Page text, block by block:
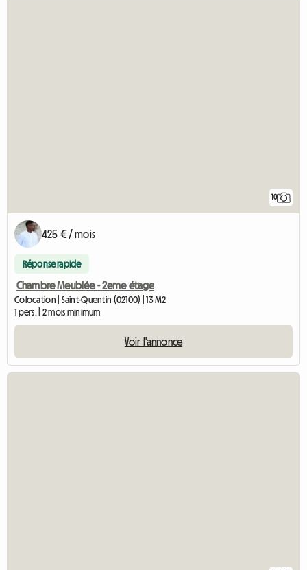
10
425 € / mois
Réponse rapide
Chambre Meublée - 2eme étage
Colocation | Saint-Quentin (02100) | 13 M2
1 pers. | 2 mois minimum
Voir l'annonce